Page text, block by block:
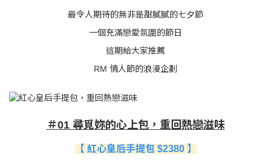
最令人期待的無非是甜膩膩的七夕節
一個充滿戀愛氛圍的節日
這期給大家推薦
RM 情人節的浪漫企劃
＃01 尋覓妳的心上包，重回熱戀滋味
【 紅心皇后手提包 $2380 】